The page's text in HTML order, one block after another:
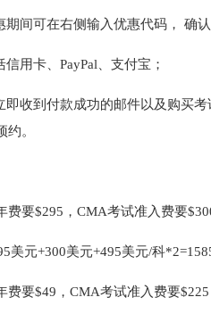
间可在右侧输入优惠代码， 确
用卡、PayPal、支付宝；
即收到付款成功的邮件以及购买
。
要$295，CMA考试准入费要
美元+300美元+495美元/科
要$49，CMA考试准入费要$225